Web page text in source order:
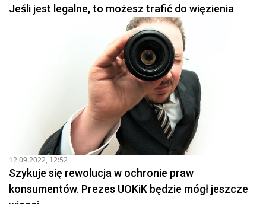
Jeśli jest legalne, to możesz trafić do więzienia
12.09.2022, 12:52
Szykuje się rewolucja w ochronie praw
konsumentów. Prezes UOKiK będzie mógł jeszcze